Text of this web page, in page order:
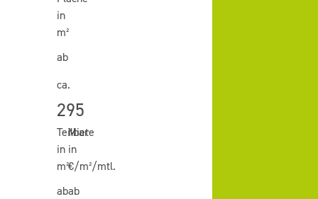
in
m²
ab
ca.
295
Teilbar
in
m²
ab
Miete
in
€/m²/mtl.
ab